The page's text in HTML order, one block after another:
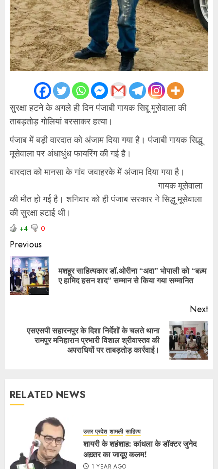
सुरक्षा हटने के अगले ही दिन पंजाबी गायक सिद्दू मुसेवाला की
ताबड़तोड़ गोलियां बरसाकर हत्या।
पंजाब में बड़ी वारदात को अंजाम दिया गया है। पंजाबी गायक सिद्धू
मूसेवाला पर अंधाधुंध फायरिंग की गई है।
वारदात को मानसा के गांव जवाहरके में अंजाम दिया गया है।
गायक मूसेवाला
की मौत हो गई है। शनिवार को ही पंजाब सरकार ने सिद्धू मूसेवाला
की सुरक्षा हटाई थी।
+4 0
Previous
मशहूर साहित्यकार डॉ.ओरीना “अदा” भोपाली को “बज़्म
ए हामिद हसन शाद” सम्मान से किया गया सम्मानित
Next
एसएसपी सहारनपुर के दिशा निर्देशों के चलते थाना
रामपुर मनिहारान प्रभारी विशाल श्रीवास्तव की
अपराधियों पर ताबड़तोड़ कार्रवाई।
RELATED NEWS
उत्तर प्रदेश शामली साहित्य
शायरी के शहंशाह: कांधला के डॉक्टर जुनेद
अख़्तर का जादूए कलम!
1 YEAR AGO